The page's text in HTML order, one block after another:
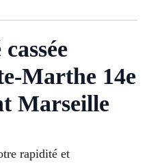
Marthe 14e
Marseille
rapidité et